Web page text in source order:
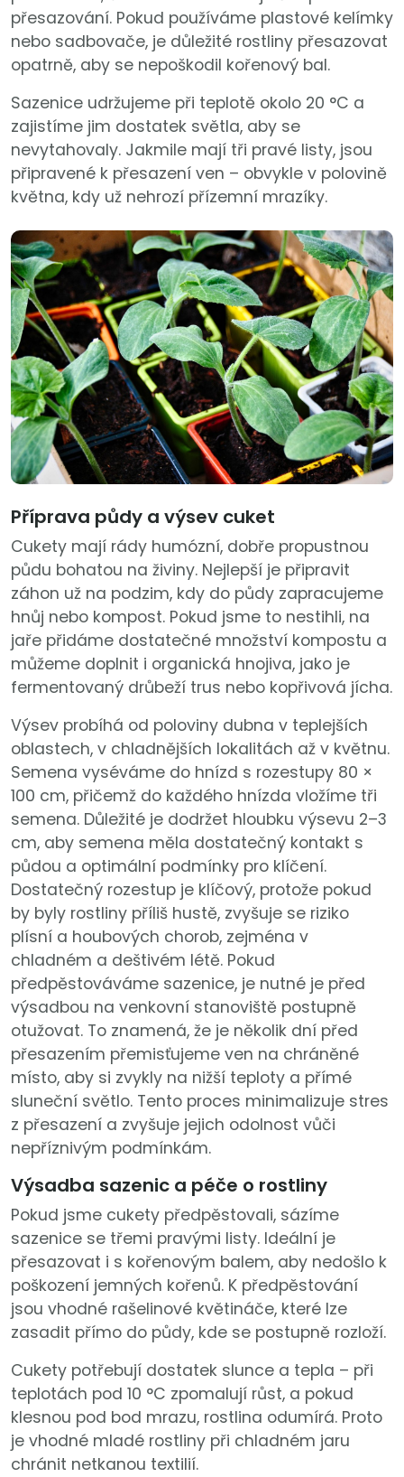
přesazování. Pokud používáme plastové kelímky
nebo sadbovače, je důležité rostliny přesazovat
opatrně, aby se nepoškodil kořenový bal.
Sazenice udržujeme při teplotě okolo 20 °C a
zajistíme jim dostatek světla, aby se
nevytahovaly. Jakmile mají tři pravé listy, jsou
připravené k přesazení ven – obvykle v polovině
května, kdy už nehrozí přízemní mrazíky.
Příprava půdy a výsev cuket
Cukety mají rády humózní, dobře propustnou
půdu bohatou na živiny. Nejlepší je připravit
záhon už na podzim, kdy do půdy zapracujeme
hnůj nebo kompost. Pokud jsme to nestihli, na
jaře přidáme dostatečné množství kompostu a
můžeme doplnit i organická hnojiva, jako je
fermentovaný drůbeží trus nebo kopřivová jícha.
Výsev probíhá od poloviny dubna v teplejších
oblastech, v chladnějších lokalitách až v květnu.
Semena vyséváme do hnízd s rozestupy 80 ×
100 cm, přičemž do každého hnízda vložíme tři
semena. Důležité je dodržet hloubku výsevu 2–3
cm, aby semena měla dostatečný kontakt s
půdou a optimální podmínky pro klíčení.
Dostatečný rozestup je klíčový, protože pokud
by byly rostliny příliš hustě, zvyšuje se riziko
plísní a houbových chorob, zejména v
chladném a deštivém létě. Pokud
předpěstováváme sazenice, je nutné je před
výsadbou na venkovní stanoviště postupně
otužovat. To znamená, že je několik dní před
přesazením přemisťujeme ven na chráněné
místo, aby si zvykly na nižší teploty a přímé
sluneční světlo. Tento proces minimalizuje stres
z přesazení a zvyšuje jejich odolnost vůči
nepříznivým podmínkám.
Výsadba sazenic a péče o rostliny
Pokud jsme cukety předpěstovali, sázíme
sazenice se třemi pravými listy. Ideální je
přesazovat i s kořenovým balem, aby nedošlo k
poškození jemných kořenů. K předpěstování
jsou vhodné rašelinové květináče, které lze
zasadit přímo do půdy, kde se postupně rozloží.
Cukety potřebují dostatek slunce a tepla – při
teplotách pod 10 °C zpomalují růst, a pokud
klesnou pod bod mrazu, rostlina odumírá. Proto
je vhodné mladé rostliny při chladném jaru
chránit netkanou textilií.